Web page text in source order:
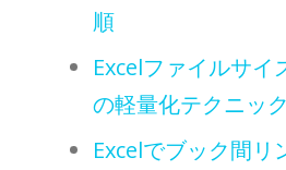
順
Excelファイルサイ
の軽量化テクニック
Excelでブック間リ